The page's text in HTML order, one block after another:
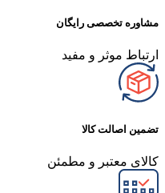
مشاوره تخصصی رایگان
ارتباط موثر و مفید
تضمین اصالت کالا
کالای معتبر و مطمئن